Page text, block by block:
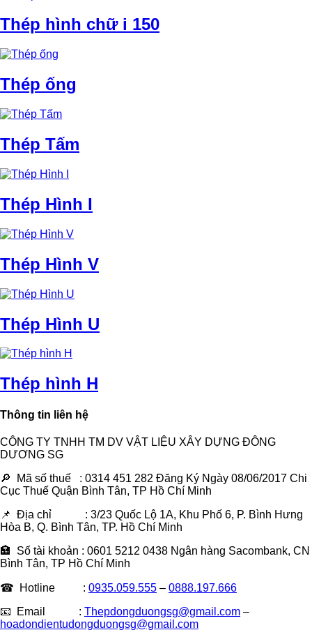
Thép hình chữ i 150
Thép ống
Thép Tấm
Thép Hình I
Thép Hình V
Thép Hình U
Thép hình H
Thông tin liên hệ
CÔNG TY TNHH TM DV VẬT LIỆU XÂY DỰNG ĐÔNG
DƯƠNG SG
🔎 Mã số thuế : 0314 451 282 Đăng Ký Ngày 08/06/2017 Chi
Cục Thuế Quận Bình Tân, TP Hồ Chí Minh
📌 Địa chỉ : 3/23 Quốc Lộ 1A, Khu Phố 6, P. Bình Hưng
Hòa B, Q. Bình Tân, TP. Hồ Chí Minh
🏣 Số tài khoản : 0601 5212 0438 Ngân hàng Sacombank, CN
Bình Tân, TP Hồ Chí Minh
☎ Hotline : 0935.059.555 – 0888.197.666
📧 Email : Thepdongduongsg@gmail.com –
hoadondientudongduongsg@gmail.com